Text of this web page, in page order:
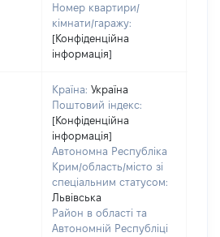
Номер квартири/
кімнати/гаражу:
[Конфіденційна
інформація]
Країна: Україна
Поштовий індекс:
[Конфіденційна
інформація]
Автономна Республіка
Крим/область/місто зі
спеціальним статусом:
Львівська
Район в області та
Автономній Республіці